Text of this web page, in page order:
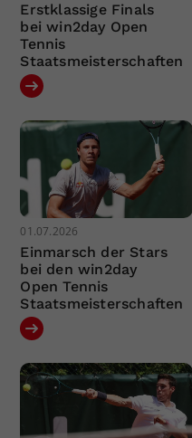
Erstklassige Finals
bei win2day Open
Tennis
Staatsmeisterschaften
01.07.2026
Einmarsch der Stars
bei den win2day
Open Tennis
Staatsmeisterschaften